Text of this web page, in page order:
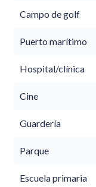
Campo de golf
Puerto marítimo
Hospital/clínica
Cine
Guardería
Parque
Escuela primaria